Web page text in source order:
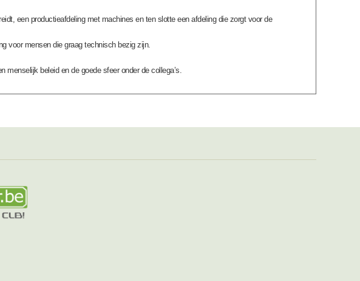
een productieafdeling met machines en ten slotte een afdeling die zorgt voor de
voor mensen die graag technisch bezig zijn.
beleid en de goede sfeer onder de collega’s.